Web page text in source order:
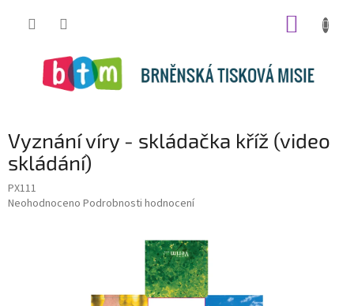
Vyznání víry - skládačka kříž (video
skládání)
PX111
Průměrné
Neohodnoceno Podrobnosti hodnocení